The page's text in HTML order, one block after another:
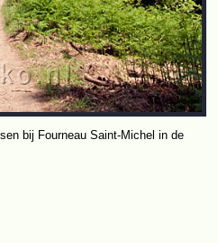
bij Fourneau Saint-Michel in de